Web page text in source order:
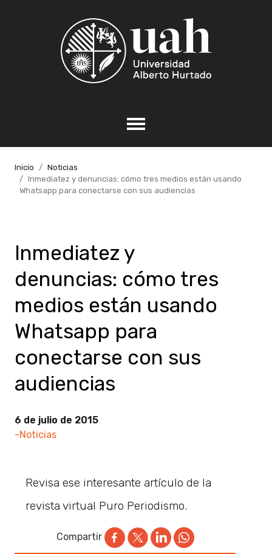
Inicio
Noticias
Inmediatez y denuncias: cómo tres medios están usando
Whatsapp para conectarse con sus audiencias
Inmediatez y
denuncias: cómo tres
medios están usando
Whatsapp para
conectarse con sus
audiencias
6 de julio de 2015
-Noticias
Revisa ese interesante artículo de la
revista virtual Puro Periodismo.
Compartir